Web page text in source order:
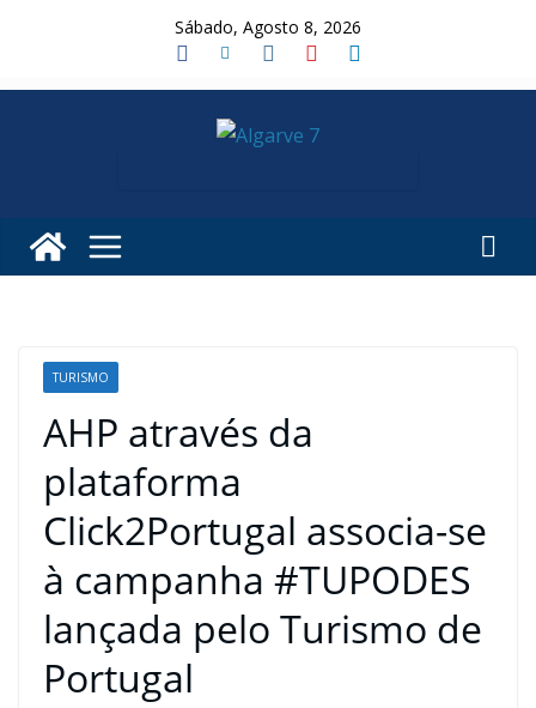
Sábado, Agosto 8, 2026
TURISMO
AHP através da
plataforma
Click2Portugal associa-se
à campanha #TUPODES
lançada pelo Turismo de
Portugal